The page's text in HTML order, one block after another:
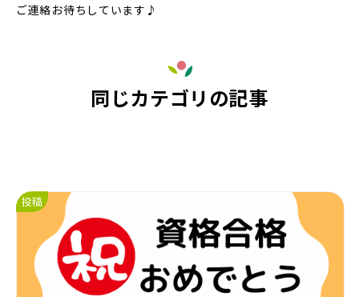
ご連絡お待ちしています♪
同じカテゴリの記事
投稿